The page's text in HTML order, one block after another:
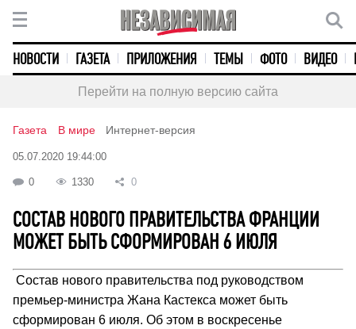
НОВОСТИ ГАЗЕТА ПРИЛОЖЕНИЯ ТЕМЫ ФОТО ВИДЕО
Перейти на полную версию сайта
Газета В мире Интернет-версия
05.07.2020 19:44:00
0 1330 0
СОСТАВ НОВОГО ПРАВИТЕЛЬСТВА ФРАНЦИИ
МОЖЕТ БЫТЬ СФОРМИРОВАН 6 ИЮЛЯ
Состав нового правительства под руководством
премьер-министра Жана Кастекса может быть
сформирован 6 июля. Об этом в воскресенье